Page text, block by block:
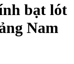
bạt lót
Nam